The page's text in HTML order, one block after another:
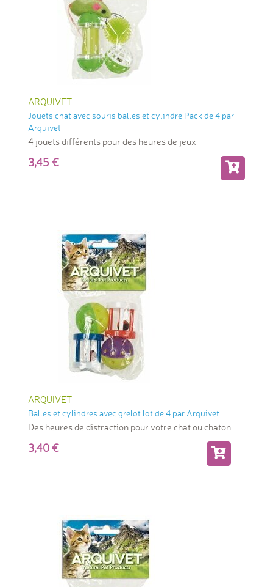
ARQUIVET
Jouets chat avec souris balles et cylindre Pack de 4 par
Arquivet
4 jouets différents pour des heures de jeux
3,45
ARQUIVET
Balles et cylindres avec grelot lot de 4 par Arquivet
Des heures de distraction pour votre chat ou chaton
3,40